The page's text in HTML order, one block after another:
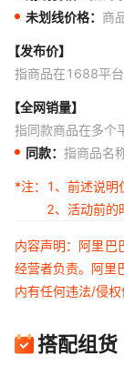
未划线价格： 商
【发布价】
指商品在1688平台
【全网销量】
指同款商品在多个
同款： 指商品名
*注：
1、前述说明
2、活动前的
内容声明：阿里巴
经营者负责。阿里
内有任何违法/侵权
搭配组货